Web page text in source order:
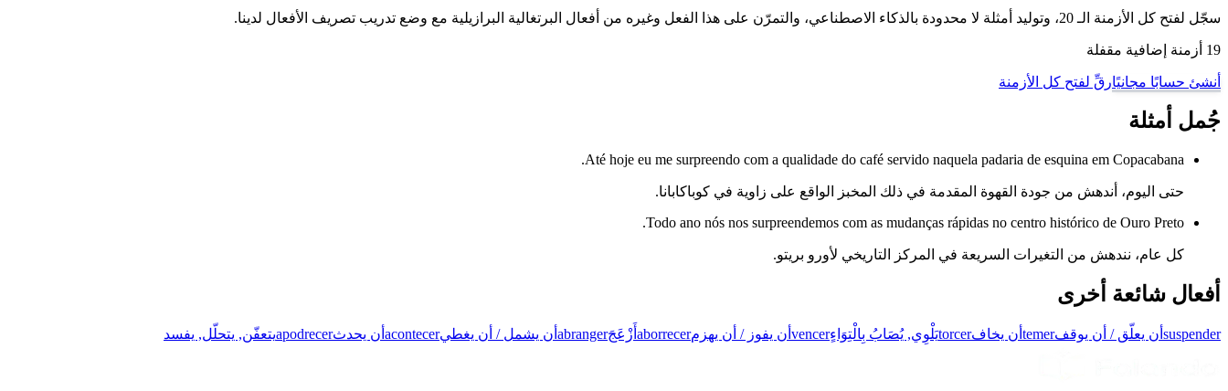
سجّل لفتح كل الأزمنة الـ 20، وتوليد أمثلة لا محدودة بالذكاء الاصطناعي، والتمرّن على هذا الفعل وغيره من أفعال البرتغالية البرازيلية مع وضع تدريب تصريف الأفعال لدينا.
19 أزمنة إضافية مقفلة
أنشئ حسابًا مجانيًارقِّ لفتح كل الأزمنة
جُمل أمثلة
Até hoje eu me surpreendo com a qualidade do café servido naquela padaria de esquina em Copacabana.
حتى اليوم، أندهش من جودة القهوة المقدمة في ذلك المخبز الواقع على زاوية في كوباكابانا.
Todo ano nós nos surpreendemos com as mudanças rápidas no centro histórico de Ouro Preto.
كل عام، نندهش من التغيرات السريعة في المركز التاريخي لأورو بريتو.
أفعال شائعة أخرى
suspender أن يعلّق / أن يوقفtemer أن يخافtorcerيَلْوِي, يُصَابُ بِالْتِوَاءٍvencer أن يفوز / أن يهزمaborrecer أَزْعَجَabranger أن يشمل / أن يغطيacontecer أن يحدثapodrecerيتعفّن, يتحلّل, يفسد